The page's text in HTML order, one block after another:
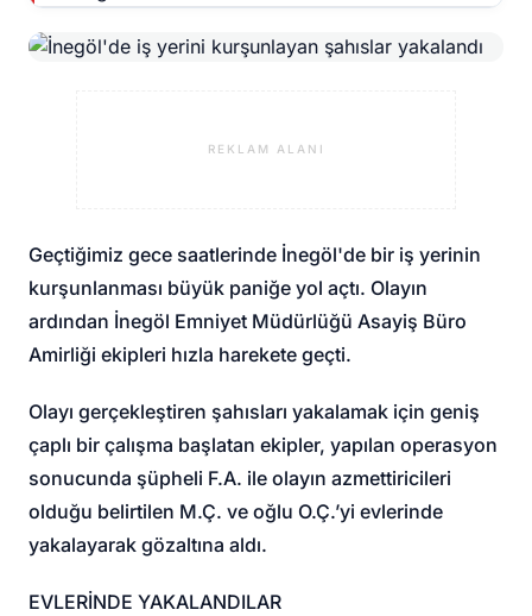
REKLAM ALANI
Geçtiğimiz gece saatlerinde İnegöl'de bir iş yerinin
kurşunlanması büyük paniğe yol açtı. Olayın
ardından İnegöl Emniyet Müdürlüğü Asayiş Büro
Amirliği ekipleri hızla harekete geçti.
Olayı gerçekleştiren şahısları yakalamak için geniş
çaplı bir çalışma başlatan ekipler, yapılan operasyon
sonucunda şüpheli F.A. ile olayın azmettiricileri
olduğu belirtilen M.Ç. ve oğlu O.Ç.’yi evlerinde
yakalayarak gözaltına aldı.
EVLERİNDE YAKALANDILAR